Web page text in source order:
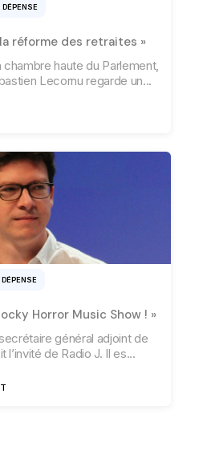
réforme des retraites »
haute du Parlement,
Lecornu regarde un
Horror Music Show ! »
général adjoint de
de Radio J. Il es